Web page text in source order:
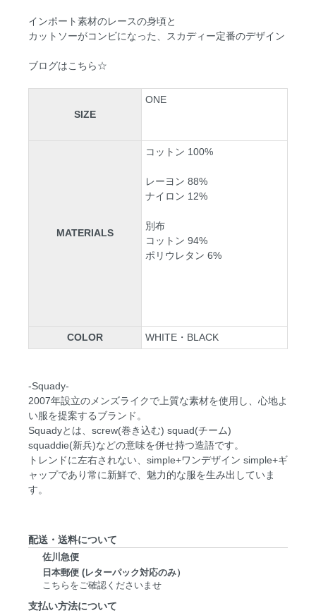
インポート素材のレースの身頃と
カットソーがコンビになった、スカディー定番のデザイン
ブログはこちら☆
SIZE
ONE
MATERIALS
コットン 100%
レーヨン 88%
ナイロン 12%
別布
コットン 94%
ポリウレタン 6%
COLOR WHITE・BLACK
-Squady-
2007年設立のメンズライクで上質な素材を使用し、心地よ
い服を提案するブランド。
Squadyとは、screw(巻き込む) squad(チーム)
squaddie(新兵)などの意味を併せ持つ造語です。
トレンドに左右されない、simple+ワンデザイン simple+ギ
ャップであり常に新鮮で、魅力的な服を生み出していま
す。
配送・送料について
佐川急便
日本郵便 (レターパック対応のみ）
こちらをご確認くださいませ
支払い方法について